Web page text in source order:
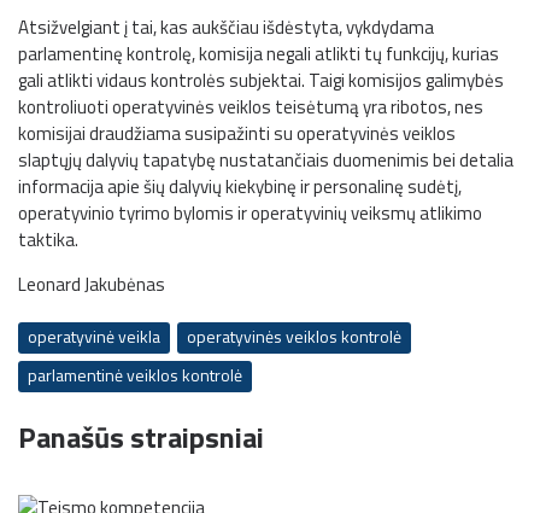
Atsižvelgiant į tai, kas aukščiau išdėstyta, vykdydama
parlamentinę kontrolę, komisija negali atlikti tų funkcijų, kurias
gali atlikti vidaus kontrolės subjektai. Taigi komisijos galimybės
kontroliuoti operatyvinės veiklos teisėtumą yra ribotos, nes
komisijai draudžiama susipažinti su operatyvinės veiklos
slaptųjų dalyvių tapatybę nustatančiais duomenimis bei detalia
informacija apie šių dalyvių kiekybinę ir personalinę sudėtį,
operatyvinio tyrimo bylomis ir operatyvinių veiksmų atlikimo
taktika.
Leonard Jakubėnas
operatyvinė veikla
operatyvinės veiklos kontrolė
parlamentinė veiklos kontrolė
Panašūs straipsniai